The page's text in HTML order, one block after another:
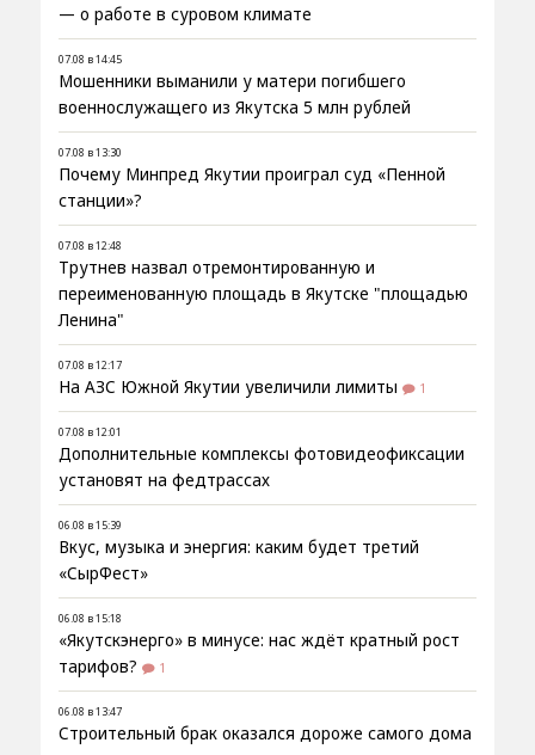
— о работе в суровом климате
07.08 в 14:45
Мошенники выманили у матери погибшего
военнослужащего из Якутска 5 млн рублей
07.08 в 13:30
Почему Минпред Якутии проиграл суд «Пенной
станции»?
07.08 в 12:48
Трутнев назвал отремонтированную и
переименованную площадь в Якутске "площадью
Ленина"
07.08 в 12:17
На АЗС Южной Якутии увеличили лимиты 1
07.08 в 12:01
Дополнительные комплексы фотовидеофиксации
установят на федтрассах
06.08 в 15:39
Вкус, музыка и энергия: каким будет третий
«СырФест»
06.08 в 15:18
«Якутскэнерго» в минусе: нас ждёт кратный рост
тарифов?
1
06.08 в 13:47
Строительный брак оказался дороже самого дома